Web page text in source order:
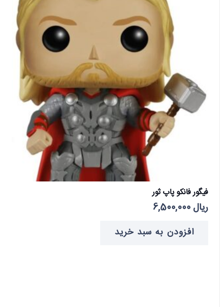
فیگور فانکو پاپ ثور
ریال
افزودن به سبد خرید